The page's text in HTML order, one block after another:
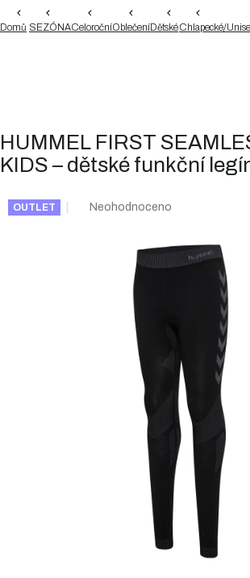
Domů SEZÓNACeloročníOblečeníDětskéChlapecké/
HUMMEL FIRST
KIDS – dětské funkční
OUTLET
Průměrné
hvězdiček.
Neohodnoceno